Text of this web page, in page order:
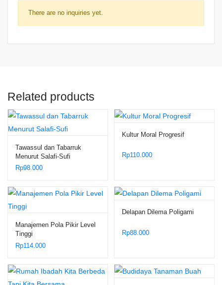
There are no inquiries yet.
Related products
Tawassul dan Tabarruk
Menurut Salafi-Sufi
Rp98.000
Kultur Moral Progresif
Rp110.000
Manajemen Pola Pikir Level
Tinggi
Rp114.000
Delapan Dilema Poligami
Rp88.000